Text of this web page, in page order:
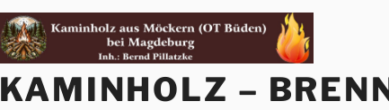
KAMINHOLZ –